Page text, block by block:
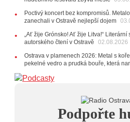
Zpěvačka Tanja vydala
22.07.2026
roku jsme upgradovali naši show
20:09
Na Novou Osmičku míří
Výrazná osobnost české
Frýdku-Místku
herec Dušan Urban
20.07.2026
Štěrkovna Open Music:
Poctivý koncert bez kompromisů.
zanechali v Ostravě nejlepší dojem
„Ať žije Grónsko! Ať žije Litva!“
autorského čtení v Ostravě
02.08.2026
Ostrava v plamenech 2026: Metal s
pekelné vedro a prudká bouře, která
Podpořte